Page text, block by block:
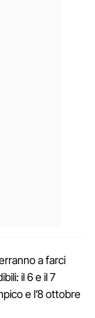
a farci
il 6 e il 7
e l’8 ottobre